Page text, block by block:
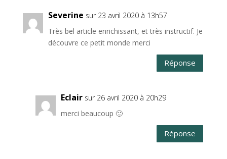
Severine sur 23 avril 2020 à 13h57
Très bel article enrichissant, et très instructif. Je
découvre ce petit monde merci
Réponse
Eclair sur 26 avril 2020 à 20h29
merci beaucoup 🙂
Réponse